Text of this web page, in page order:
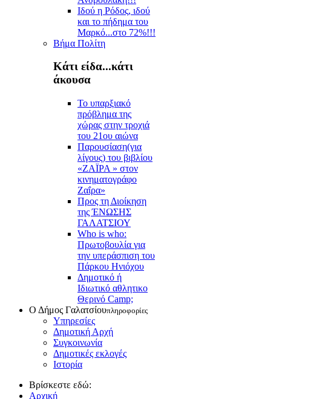
Ιδού η Ρόδος, ιδού
και το πήδημα του
Μαρκό...στο 72%!!!
Βήμα Πολίτη
Κάτι είδα...κάτι
άκουσα
Το υπαρξιακό
πρόβλημα της
χώρας στην τροχιά
του 21ου αιώνα
Παρουσίαση(για
λίγους) του βιβλίου
«ΖΑΪΡΑ » στον
κινηματογράφο
Ζαΐρα»
Προς τη Διοίκηση
της ΈΝΩΣΗΣ
ΓΑΛΑΤΣΙΟΥ
Who is who:
Πρωτοβουλία για
την υπεράσπιση του
Πάρκου Ηνιόχου
Δημοτικό ή
Ιδιωτικό αθλητικο
Θερινό Camp;
Ο Δήμος Γαλατσίουπληροφορίες
Υπηρεσίες
Δημοτική Αρχή
Συγκοινωνία
Δημοτικές εκλογές
Ιστορία
Βρίσκεστε εδώ:
Αρχική